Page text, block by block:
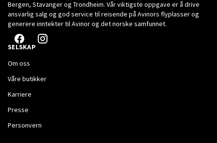
Bergen, Stavanger og Trondheim. Vår viktigste oppgave er å drive
ansvarlig salg og god service til reisende på Avinors flyplasser og
generere inntekter til Avinor og det norske samfunnet.
SELSKAP
Om oss
Våre butikker
Karriere
Presse
Personvern